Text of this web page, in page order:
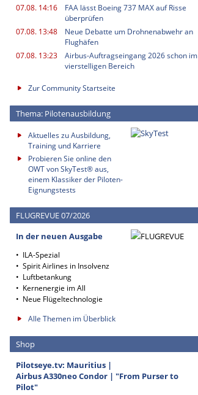
07.08. 14:16
FAA lässt Boeing 737 MAX auf Risse
überprüfen
07.08. 13:48
Neue Debatte um Drohnenabwehr an
Flughäfen
07.08. 13:23
Airbus-Auftragseingang 2026 schon im
vierstelligen Bereich
Zur Community Startseite
Thema: Pilotenausbildung
Aktuelles zu Ausbildung,
Training und Karriere
Probieren Sie online den
OWT von SkyTest® aus,
einem Klassiker der Piloten-
Eignungstests
FLUGREVUE 07/2026
In der neuen Ausgabe
• ILA-Spezial
• Spirit Airlines in Insolvenz
• Luftbetankung
• Kernenergie im All
• Neue Flügeltechnologie
Alle Themen im Überblick
Shop
Pilotseye.tv: Mauritius |
Airbus A330neo Condor | "From Purser to
Pilot"